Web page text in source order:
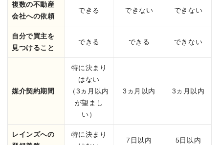
複数の不動産
会社への依頼
できる できない できない
自分で買主を
見つけること
できる できる できない
媒介契約期間
特に決まり
はない
（3ヵ月以内
が望まし
い）
3ヵ月以内 3ヵ月以内
レインズへの
特に決まり
7日以内 5日以内